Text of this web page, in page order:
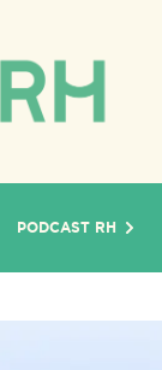
PODCAST RH